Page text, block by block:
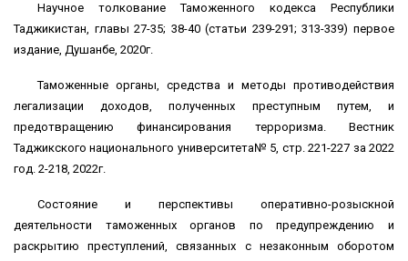
Научное толкование Таможенного кодекса Республики
Таджикистан, главы 27-35; 38-40 (статьи 239-291; 313-339) первое
издание, Душанбе, 2020г.
Таможенные органы, средства и методы противодействия
легализации доходов, полученных преступным путем, и
предотвращению финансирования терроризма. Вестник
Таджикского национального университета№ 5, стр. 221-227 за 2022
год. 2-218, 2022г.
Состояние и перспективы оперативно-розыскной
деятельности таможенных органов по предупреждению и
раскрытию преступлений, связанных с незаконным оборотом